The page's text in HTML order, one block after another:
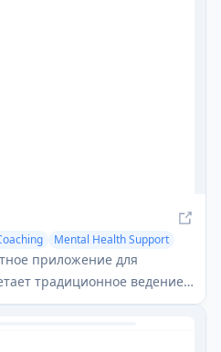
Mental Health Support
приложение для
традиционное ведение
анализа и беседы,
улучшения